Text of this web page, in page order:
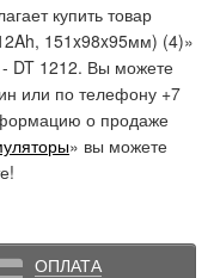
купить товар
151x98x95мм) (4)»
- DT 1212. Вы можете
или по телефону +7
о продаже
» вы можете
ОПЛАТА